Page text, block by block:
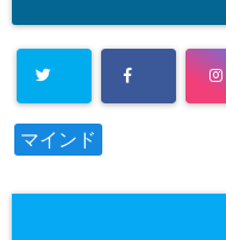
マインド